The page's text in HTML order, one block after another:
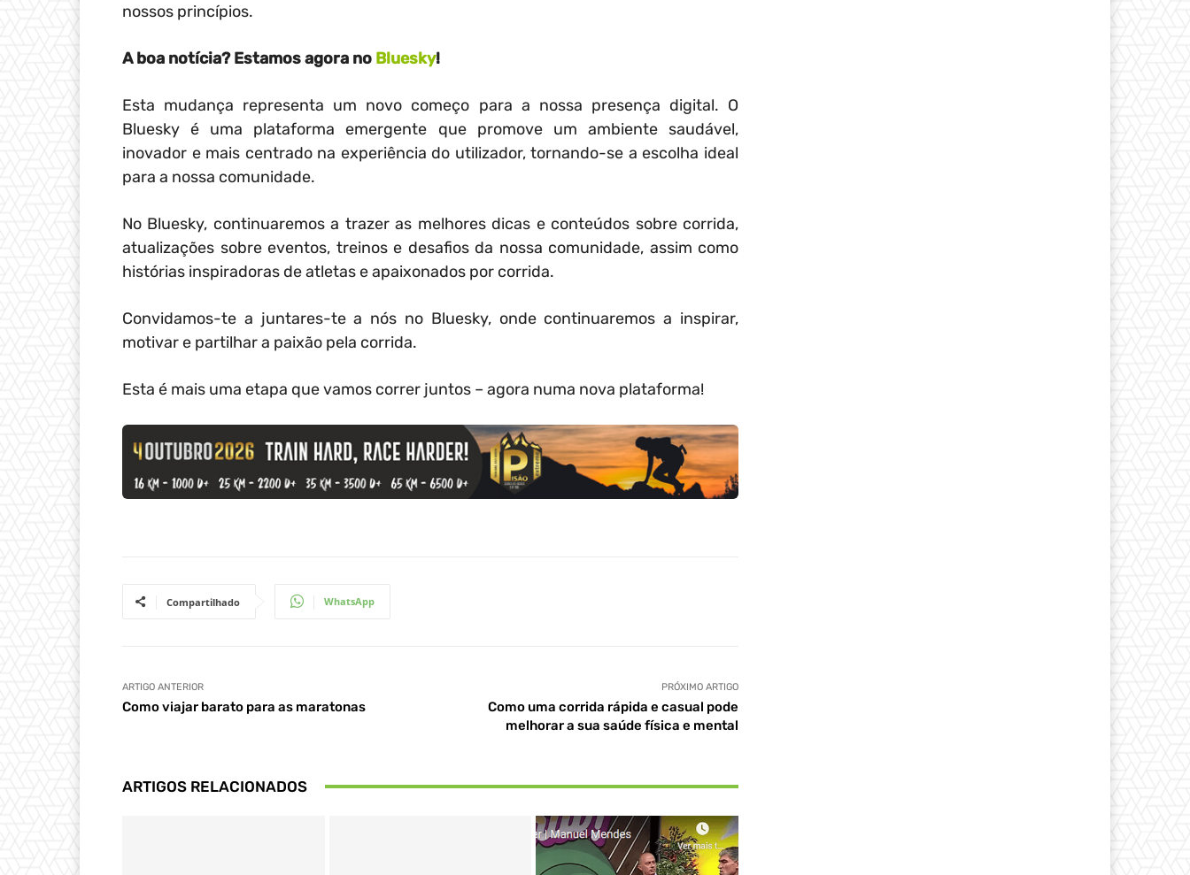
nossos princípios.
A boa notícia? Estamos agora no Bluesky!
Esta mudança representa um novo começo para a nossa presença digital. O
Bluesky é uma plataforma emergente que promove um ambiente saudável,
inovador e mais centrado na experiência do utilizador, tornando-se a escolha ideal
para a nossa comunidade.
No Bluesky, continuaremos a trazer as melhores dicas e conteúdos sobre corrida,
atualizações sobre eventos, treinos e desafios da nossa comunidade, assim como
histórias inspiradoras de atletas e apaixonados por corrida.
Convidamos-te a juntares-te a nós no Bluesky, onde continuaremos a inspirar,
motivar e partilhar a paixão pela corrida.
Esta é mais uma etapa que vamos correr juntos – agora numa nova plataforma!
Compartilhado WhatsApp
ARTIGO ANTERIOR
Como viajar barato para as maratonas
PRÓXIMO ARTIGO
Como uma corrida rápida e casual pode
melhorar a sua saúde física e mental
ARTIGOS RELACIONADOS